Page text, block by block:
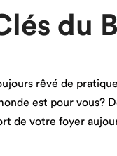
du
rêvé de
est pour vous?
de votre foyer